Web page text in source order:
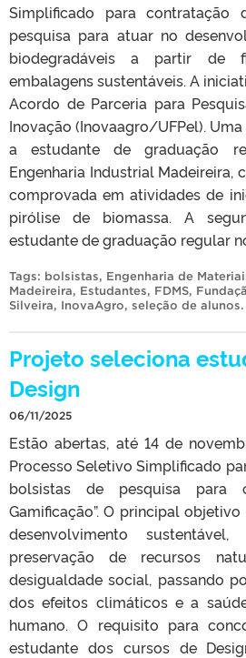
Simplificado para
pesquisa para atuar no
biodegradáveis a partir de
embalagens sustentáveis. A
Acordo de Parceria para
Inovação (Inovaagro/UFPel).
a estudante de graduação
Engenharia Industrial Madeireira,
comprovada em atividades de
pirólise de biomassa. A
estudante de graduação regular
Tags: bolsistas, Engenharia de
Madeireira, Estudantes, FDMS,
Silveira, InovaAgro, seleção de alunos.
Projeto seleciona
Design
06/11/2025
Estão abertas, até 14 de
Processo Seletivo Simplificado
bolsistas de pesquisa para
Gamificação”. O principal
desenvolvimento
preservação de recursos
desigualdade social, passando
dos efeitos climáticos e a
humano. O requisito para
estudante dos cursos de